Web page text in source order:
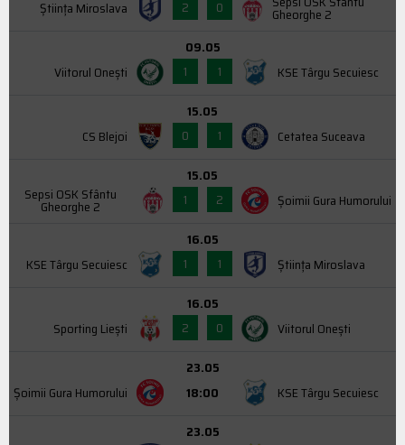
Știința Miroslava
2
0 Gheorghe 2
Viitorul Onești
09.05
1
1 KSE Târgu Secuiesc
CS Blejoi
15.05
0
1 Cetatea Suceava
Sepsi OSK Sfântu
Gheorghe 2
15.05
1
2 Şoimii Gura Humorului
KSE Târgu Secuiesc
16.05
1
1 Știința Miroslava
Sporting Liești
16.05
2
0 Viitorul Onești
Şoimii Gura Humorului
23.05
18:00
KSE Târgu Secuiesc
23.05